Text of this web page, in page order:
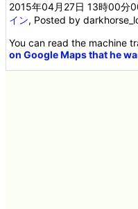
2015年04月27日 13時00分
イン, Posted by
You can read the machine
on Google Maps that he